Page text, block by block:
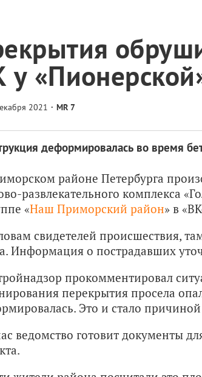
у
MR 7
деформировалась во время
районе Петербурга
развлекательного комплекса
«Наш Приморский район» в
свидетелей происшествия,
Информация о пострадавших
прокомментировал
перекрытия просела
Это и стало
ведомство готовит документы